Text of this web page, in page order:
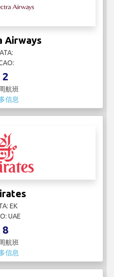
Airways
2
航班
信息
EK
UAE
8
航班
信息